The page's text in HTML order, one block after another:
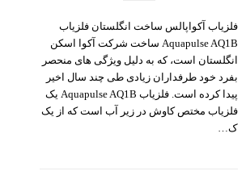
فلزیاب آکواپالس ساخت انگلستان فلزیاب
Aquapulse AQ1B ساخت شرکت آکوا اسکن
انگلستان است، که به دلیل ویژگی های منحصر
بفرد خود طرفداران زیادی طی چند سال اخیر
پیدا کرده است. فلزیاب Aquapulse AQ1B یک
فلزیاب مختص کاوش در زیر آب است که از یک
ک…